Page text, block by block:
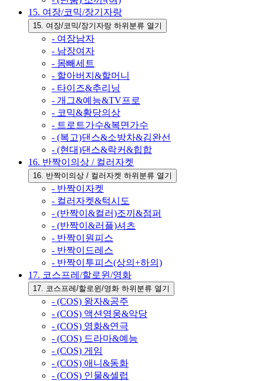
15. 여장/코믹/장기자랑
15. 여장/코믹/장기자랑 하위분류 열기
- 여장남자
- 남장여자
- 몸빼세트
- 할아버지&할머니
- 타이즈&추리닝
- 개그&예능&TV프로
- 코믹&황당의상
- 트로트가수&복면가수
- (복고)댄스&소방차&김완선
- (현대)댄스&락커&힙합
16. 반짝이의상 / 컬러자켓
16. 반짝이의상 / 컬러자켓 하위분류 열기
- 반짝이자켓
- 컬러자켓&턱시도
- (반짝이&컬러)조끼&점퍼
- (반짝이&러플)셔츠
- 반짝이원피스
- 반짝이드레스
- 반짝이투피스(상의+하의)
17. 코스프레/할로윈/영화
17. 코스프레/할로윈/영화 하위분류 열기
- (COS) 왕자&공주
- (COS) 액션영웅&악당
- (COS) 영화&연극
- (COS) 드라마&예능
- (COS) 게임
- (COS) 애니&동화
- (COS) 인물&셀럽